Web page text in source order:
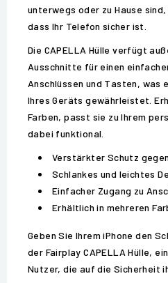
unterwegs oder zu Hause
dass Ihr Telefon sicher ist.
Die CAPELLA Hülle verfügt
Ausschnitte für einen
Anschlüssen und Tasten, was
Ihres Geräts gewährleistet.
Farben, passt sie zu Ihrem
dabei funktional.
Verstärkter Schutz
Schlankes und leichtes
Einfacher Zugang zu
Erhältlich in mehreren
Geben Sie Ihrem iPhone den
der Fairplay CAPELLA Hülle,
Nutzer, die auf die Sicherheit